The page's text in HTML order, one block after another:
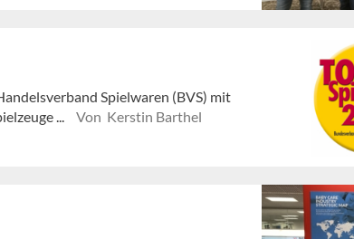
Spielwaren (BVS) mit
...
Von Kerstin Barthel